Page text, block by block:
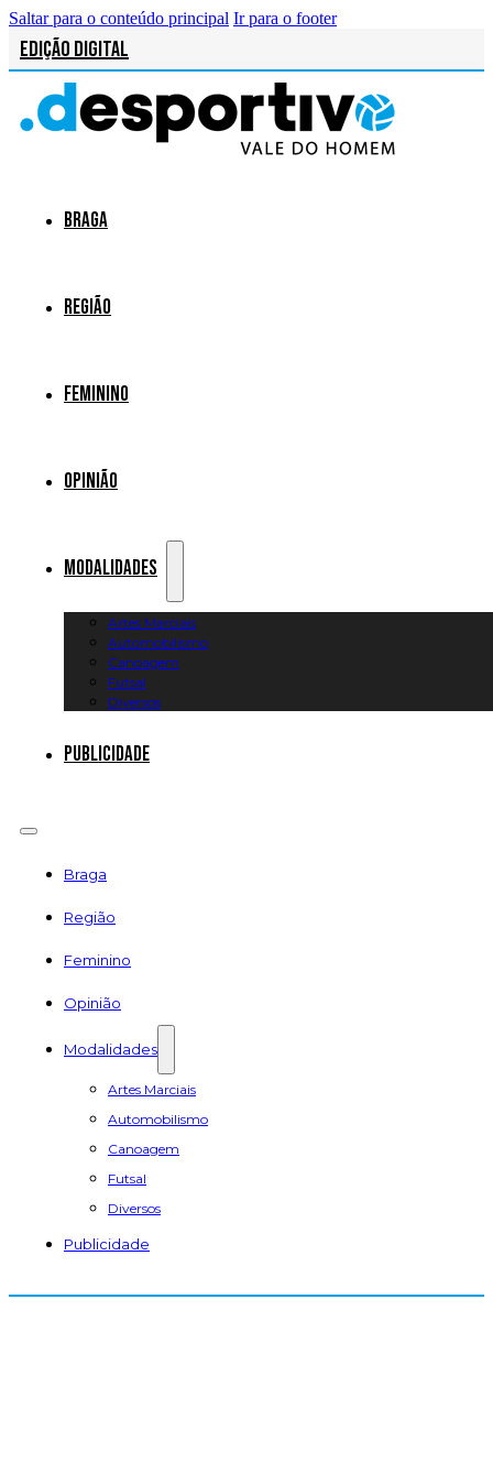
Saltar para o conteúdo principal Ir para o footer
Edição Digital
Braga
Região
Feminino
Opinião
Modalidades
Artes Marciais
Automobilismo
Canoagem
Futsal
Diversos
Publicidade
Braga
Região
Feminino
Opinião
Modalidades
Artes Marciais
Automobilismo
Canoagem
Futsal
Diversos
Publicidade